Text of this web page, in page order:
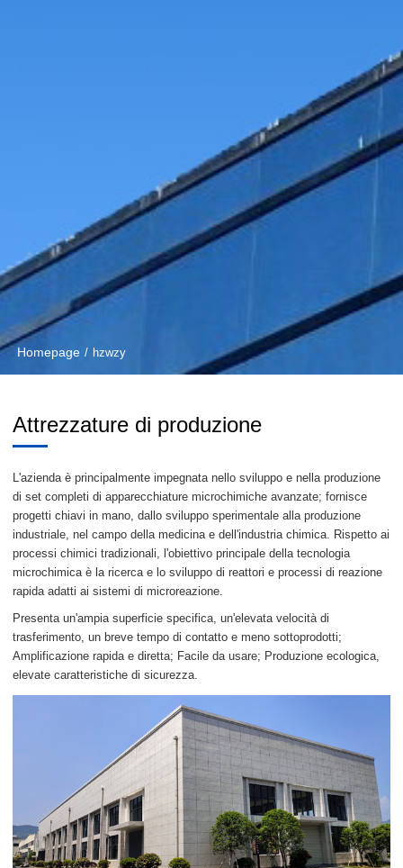
Homepage / hzwzy
Attrezzature di produzione
L'azienda è principalmente impegnata nello sviluppo e nella produzione
di set completi di apparecchiature microchimiche avanzate; fornisce
progetti chiavi in mano, dallo sviluppo sperimentale alla produzione
industriale, nel campo della medicina e dell'industria chimica. Rispetto ai
processi chimici tradizionali, l'obiettivo principale della tecnologia
microchimica è la ricerca e lo sviluppo di reattori e processi di reazione
rapida adatti ai sistemi di microreazione.
Presenta un'ampia superficie specifica, un'elevata velocità di
trasferimento, un breve tempo di contatto e meno sottoprodotti;
Amplificazione rapida e diretta; Facile da usare; Produzione ecologica,
elevate caratteristiche di sicurezza.